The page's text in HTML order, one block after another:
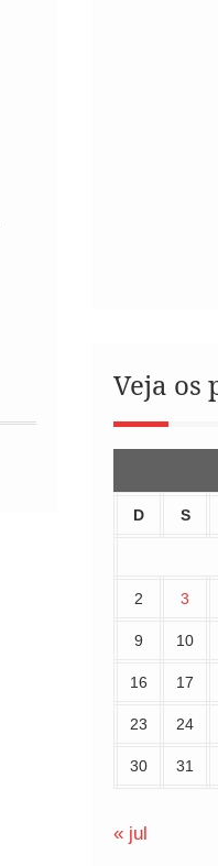
Veja os
D S
2 3
9 10
16 17
23 24
30 31
« jul